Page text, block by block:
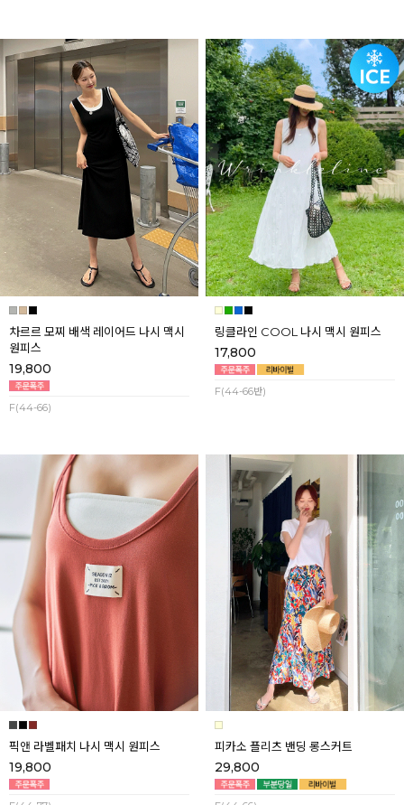
차르르 모찌 배색 레이어드 나시 맥시
원피스
19,800
F(44-66)
링클라인 COOL 나시 맥시 원피스
17,800
F(44-66반)
픽앤 라벨패치 나시 맥시 원피스
19,800
피카소 플리츠 밴딩 롱스커트
29,800